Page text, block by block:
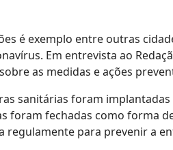
é exemplo entre outras
Em entrevista ao
as medidas e ações
sanitárias foram
foram fechadas como forma
regulamente para prevenir a